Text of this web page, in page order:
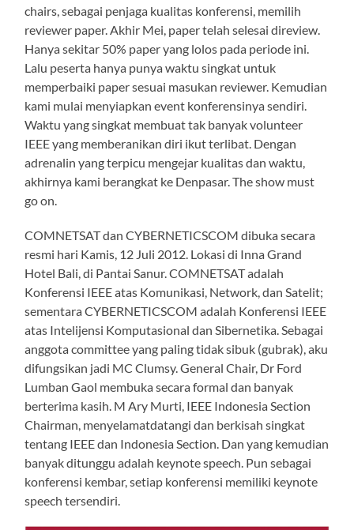
chairs, sebagai penjaga kualitas konferensi, memilih
reviewer paper. Akhir Mei, paper telah selesai direview.
Hanya sekitar 50% paper yang lolos pada periode ini.
Lalu peserta hanya punya waktu singkat untuk
memperbaiki paper sesuai masukan reviewer. Kemudian
kami mulai menyiapkan event konferensinya sendiri.
Waktu yang singkat membuat tak banyak volunteer
IEEE yang memberanikan diri ikut terlibat. Dengan
adrenalin yang terpicu mengejar kualitas dan waktu,
akhirnya kami berangkat ke Denpasar. The show must
go on.
COMNETSAT dan CYBERNETICSCOM dibuka secara
resmi hari Kamis, 12 Juli 2012. Lokasi di Inna Grand
Hotel Bali, di Pantai Sanur. COMNETSAT adalah
Konferensi IEEE atas Komunikasi, Network, dan Satelit;
sementara CYBERNETICSCOM adalah Konferensi IEEE
atas Intelijensi Komputasional dan Sibernetika. Sebagai
anggota committee yang paling tidak sibuk (gubrak), aku
difungsikan jadi MC Clumsy. General Chair, Dr Ford
Lumban Gaol membuka secara formal dan banyak
berterima kasih. M Ary Murti, IEEE Indonesia Section
Chairman, menyelamatdatangi dan berkisah singkat
tentang IEEE dan Indonesia Section. Dan yang kemudian
banyak ditunggu adalah keynote speech. Pun sebagai
konferensi kembar, setiap konferensi memiliki keynote
speech tersendiri.